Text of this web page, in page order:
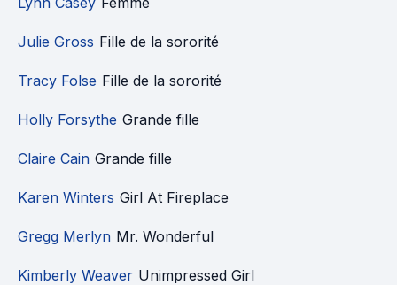
Julie Gross Fille de la sororité
Tracy Folse Fille de la sororité
Holly Forsythe Grande fille
Claire Cain Grande fille
Karen Winters Girl At Fireplace
Gregg Merlyn Mr. Wonderful
Kimberly Weaver Unimpressed Girl